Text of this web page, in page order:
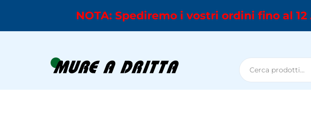
NOTA: Spediremo i vostri ordini fino al